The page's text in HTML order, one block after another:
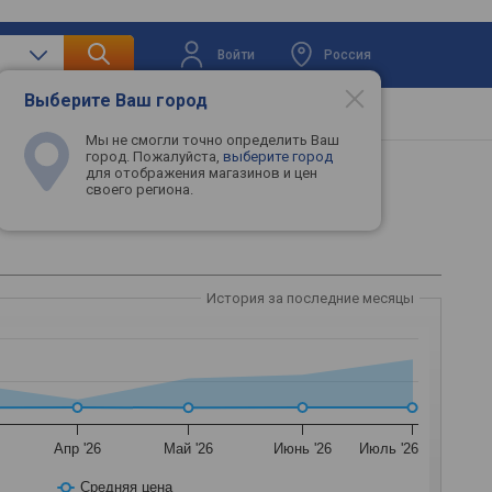
Войти Россия
Выберите Ваш город
Мы не смогли точно определить Ваш
город. Пожалуйста, выберите город
для отображения магазинов и цен
своего региона.
техника Телевизоры
История за последние месяцы
Средняя цена
Апр '26 Май '26 Июнь '26 Июль '26